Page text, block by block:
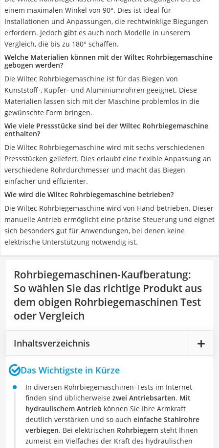
einem maximalen Winkel von 90°. Dies ist ideal für
Installationen und Anpassungen, die rechtwinklige Biegungen
erfordern. Jedoch gibt es auch noch Modelle in unserem
Vergleich, die bis zu 180° schaffen.
Welche Materialien können mit der Wiltec Rohrbiegemaschine
gebogen werden?
Die Wiltec Rohrbiegemaschine ist für das Biegen von
Kunststoff-, Kupfer- und Aluminiumrohren geeignet. Diese
Materialien lassen sich mit der Maschine problemlos in die
gewünschte Form bringen.
Wie viele Pressstücke sind bei der Wiltec Rohrbiegemaschine
enthalten?
Die Wiltec Rohrbiegemaschine wird mit sechs verschiedenen
Pressstücken geliefert. Dies erlaubt eine flexible Anpassung an
verschiedene Rohrdurchmesser und macht das Biegen
einfacher und effizienter.
Wie wird die Wiltec Rohrbiegemaschine betrieben?
Die Wiltec Rohrbiegemaschine wird von Hand betrieben. Dieser
manuelle Antrieb ermöglicht eine präzise Steuerung und eignet
sich besonders gut für Anwendungen, bei denen keine
elektrische Unterstützung notwendig ist.
Rohrbiegemaschinen-Kaufberatung:
So wählen Sie das richtige Produkt aus
dem obigen Rohrbiegemaschinen Test
oder Vergleich
Inhaltsverzeichnis
Das Wichtigste in Kürze
In diversen Rohrbiegemaschinen-Tests im Internet
finden sind üblicherweise zwei Antriebsarten. Mit
hydraulischem Antrieb können Sie Ihre Armkraft
deutlich verstärken und so auch einfache Stahlrohre
verbiegen. Bei elektrischen Rohrbiegern steht Ihnen
zumeist ein Vielfaches der Kraft des hydraulischen